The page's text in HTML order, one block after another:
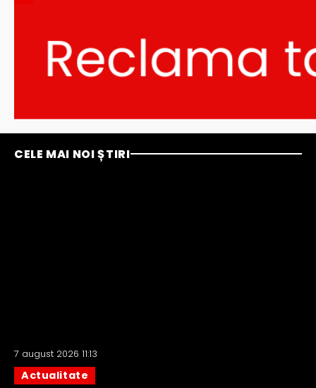
CELE MAI NOI ȘTIRI
7 august 2026 11:13
Actualitate